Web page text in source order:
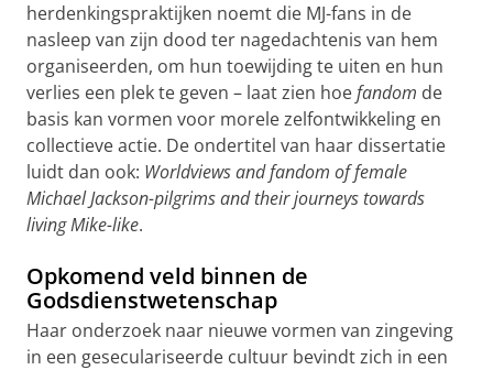
herdenkingspraktijken noemt die MJ-fans in de
nasleep van zijn dood ter nagedachtenis van hem
organiseerden, om hun toewijding te uiten en hun
verlies een plek te geven – laat zien hoefandom de
basis kan vormen voor morele zelfontwikkeling en
collectieve actie. De ondertitel van haar dissertatie
luidt dan ook: Worldviews and fandom of female
Michael Jackson-pilgrims and their journeys towards
living Mike-like.
Opkomend veld binnen de
Godsdienstwetenschap
Haar onderzoek naar nieuwe vormen van zingeving
in een geseculariseerde cultuur bevindt zich in een